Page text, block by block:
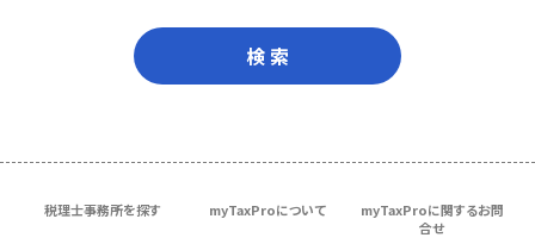
検 索
税理士事務所を探す myTaxProについて
myTaxProに関するお問
合せ